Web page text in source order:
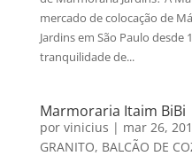
mercado de colocação de
Jardins em São Paulo desde
tranquilidade de...
Marmoraria Itaim BiBi
por vinicius | mar 26,
GRANITO, BALCÃO DE